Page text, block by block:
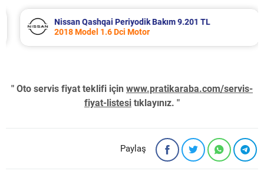
Nissan Qashqai Periyodik Bakım 9.201 TL
2018 Model 1.6 Dci Motor
" Oto servis fiyat teklifi için www.pratikaraba.com/servis-
fiyat-listesi tıklayınız. "
Paylaş